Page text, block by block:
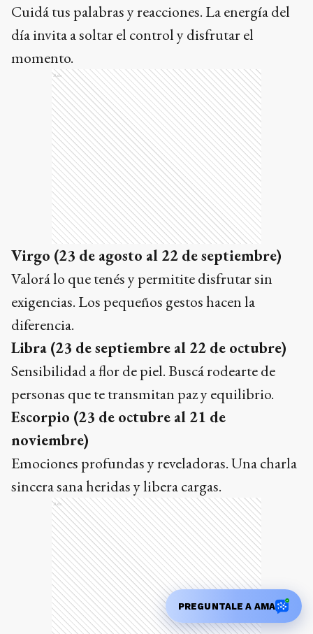
Cuidá tus palabras y reacciones. La energía del
día invita a soltar el control y disfrutar el
momento.
Ads
Virgo (23 de agosto al 22 de septiembre)
Valorá lo que tenés y permitite disfrutar sin
exigencias. Los pequeños gestos hacen la
diferencia.
Libra (23 de septiembre al 22 de octubre)
Sensibilidad a flor de piel. Buscá rodearte de
personas que te transmitan paz y equilibrio.
Escorpio (23 de octubre al 21 de
noviembre)
Emociones profundas y reveladoras. Una charla
sincera sana heridas y libera cargas.
Ads
PREGUNTALE A AMA